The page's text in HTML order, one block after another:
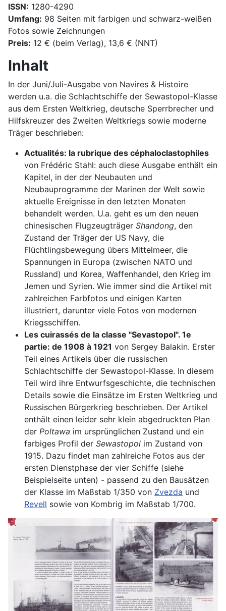
ISSN: 1280-4290
Umfang: 98 Seiten mit farbigen und schwarz-weißen
Fotos sowie Zeichnungen
Preis: 12 € (beim Verlag), 13,6 € (NNT)
Inhalt
In der Juni/Juli-Ausgabe von Navires & Histoire
werden u.a. die Schlachtschiffe der Sewastopol-Klasse
aus dem Ersten Weltkrieg, deutsche Sperrbrecher und
Hilfskreuzer des Zweiten Weltkriegs sowie moderne
Träger beschrieben:
Actualités: la rubrique des céphaloclastophiles
von Frédéric Stahl: auch diese Ausgabe enthält ein
Kapitel, in der der Neubauten und
Neubauprogramme der Marinen der Welt sowie
aktuelle Ereignisse in den letzten Monaten
behandelt werden. U.a. geht es um den neuen
chinesischen Flugzeugträger Shandong, den
Zustand der Träger der US Navy, die
Flüchtlingsbewegung übers Mittelmeer, die
Spannungen in Europa (zwischen NATO und
Russland) und Korea, Waffenhandel, den Krieg im
Jemen und Syrien. Wie immer sind die Artikel mit
zahlreichen Farbfotos und einigen Karten
illustriert, darunter viele Fotos von modernen
Kriegsschiffen.
Les cuirassés de la classe "Sevastopol". 1e
partie: de 1908 à 1921 von Sergey Balakin. Erster
Teil eines Artikels über die russischen
Schlachtschiffe der Sewastopol-Klasse. In diesem
Teil wird ihre Entwurfsgeschichte, die technischen
Details sowie die Einsätze im Ersten Weltkrieg und
Russischen Bürgerkrieg beschrieben. Der Artikel
enthält einen leider sehr klein abgedruckten Plan
der Poltawa im ursprünglichen Zustand und ein
farbiges Profil der Sewastopol im Zustand von
1915. Dazu findet man zahlreiche Fotos aus der
ersten Dienstphase der vier Schiffe (siehe
Beispielseite unten) - passend zu den Bausätzen
der Klasse im Maßstab 1/350 von Zvezda und
Revell sowie von Kombrig im Maßstab 1/700.